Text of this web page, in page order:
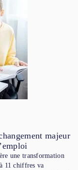
majeur
une transformation
11 chiffres va